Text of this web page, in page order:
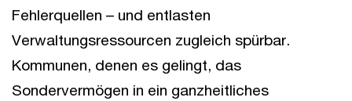
Fehlerquellen – und entlasten
Verwaltungsressourcen zugleich spürbar.
Kommunen, denen es gelingt, das
Sondervermögen in ein ganzheitliches